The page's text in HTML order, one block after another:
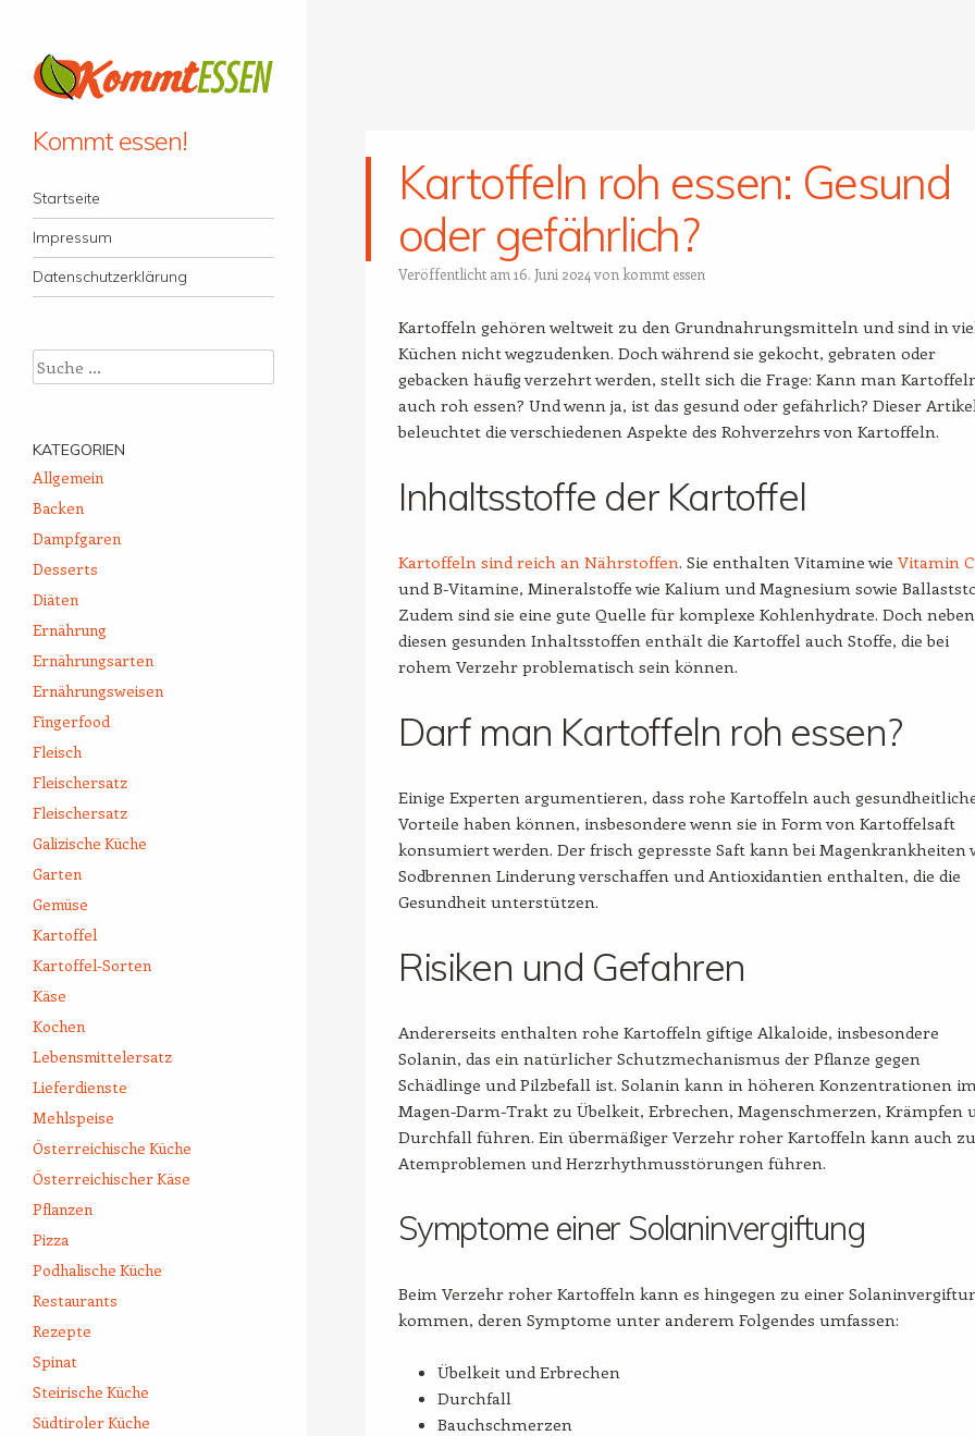
Kommt essen!
Menü
Zum Inhalt springen
Startseite
Impressum
Datenschutzerklärung
Kartoffeln roh essen: Gesund
oder gefährlich?
Veröffentlicht am 16. Juni 2024 von kommt essen
Kartoffeln gehören weltweit zu den Grundnahrungsmitteln und sind in
Küchen nicht wegzudenken. Doch während sie gekocht, gebraten oder
gebacken häufig verzehrt werden, stellt sich die Frage: Kann man
auch roh essen? Und wenn ja, ist das gesund oder gefährlich? Dieser
beleuchtet die verschiedenen Aspekte des Rohverzehrs von Kartoffeln.
Inhaltsstoffe der Kartoffel
Kartoffeln sind reich an Nährstoffen. Sie enthalten Vitamine wie Vitamin C
und B-Vitamine, Mineralstoffe wie Kalium und Magnesium sowie
Zudem sind sie eine gute Quelle für komplexe Kohlenhydrate. Doch neben
diesen gesunden Inhaltsstoffen enthält die Kartoffel auch Stoffe, die bei
rohem Verzehr problematisch sein können.
Darf man Kartoffeln roh essen?
Einige Experten argumentieren, dass rohe Kartoffeln auch
Vorteile haben können, insbesondere wenn sie in Form von Kartoffelsaft
konsumiert werden. Der frisch gepresste Saft kann bei Magenkrankheiten
Sodbrennen Linderung verschaffen und Antioxidantien enthalten, die die
Gesundheit unterstützen.
Risiken und Gefahren
Andererseits enthalten rohe Kartoffeln giftige Alkaloide, insbesondere
Solanin, das ein natürlicher Schutzmechanismus der Pflanze gegen
Schädlinge und Pilzbefall ist. Solanin kann in höheren Konzentrationen
Magen-Darm-Trakt zu Übelkeit, Erbrechen, Magenschmerzen, Krämpfen
Durchfall führen. Ein übermäßiger Verzehr roher Kartoffeln kann auch zu
Atemproblemen und Herzrhythmusstörungen führen.
Symptome einer Solaninvergiftung
Beim Verzehr roher Kartoffeln kann es hingegen zu einer
kommen, deren Symptome unter anderem Folgendes umfassen:
Übelkeit und Erbrechen
Durchfall
Bauchschmerzen
Suche
KATEGORIEN
Allgemein
Backen
Dampfgaren
Desserts
Diäten
Ernährung
Ernährungsarten
Ernährungsweisen
Fingerfood
Fleisch
Fleischersatz
Fleischersatz
Galizische Küche
Garten
Gemüse
Kartoffel
Kartoffel-Sorten
Käse
Kochen
Lebensmittelersatz
Lieferdienste
Mehlspeise
Österreichische Küche
Österreichischer Käse
Pflanzen
Pizza
Podhalische Küche
Restaurants
Rezepte
Spinat
Steirische Küche
Südtiroler Küche